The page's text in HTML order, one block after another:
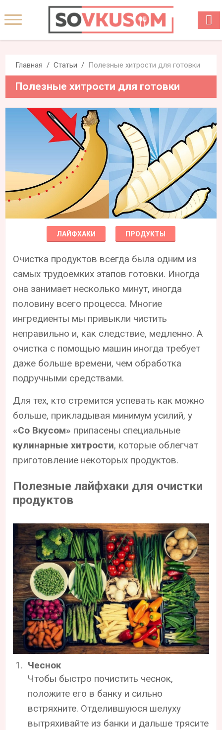
Главная Статьи Полезные хитрости для готовки
Полезные хитрости для готовки
ЛАЙФХАКИ ПРОДУКТЫ
Очистка продуктов всегда была одним из
самых трудоемких этапов готовки. Иногда
она занимает несколько минут, иногда
половину всего процесса. Многие
ингредиенты мы привыкли чистить
неправильно и, как следствие, медленно. А
очистка с помощью машин иногда требует
даже больше времени, чем обработка
подручными средствами.
Для тех, кто стремится успевать как можно
больше, прикладывая минимум усилий, у
«Со Вкусом» припасены специальные
кулинарные хитрости, которые облегчат
приготовление некоторых продуктов.
Полезные лайфхаки для очистки
продуктов
Чеснок
Чтобы быстро почистить чеснок,
положите его в банку и сильно
встряхните. Отделившуюся шелуху
вытряхивайте из банки и дальше трясите